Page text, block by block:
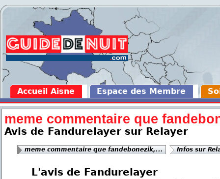
Accueil Aisne Espace des Membre
meme commentaire que
Avis de Fandurelayer sur Relayer
meme commentaire que fandebonezik,... Infos sur
L'avis de Fandurelayer